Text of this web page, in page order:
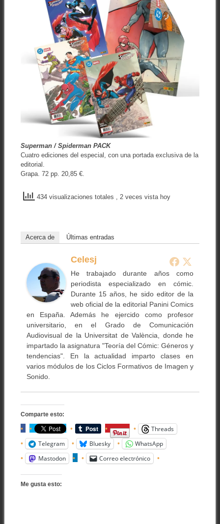
Superman / Spiderman PACK
Cuatro ediciones del especial, con una portada exclusiva de la
editorial.
Grapa. 72 pp. 20,85 €.
434 visualizaciones totales , 2 veces vista hoy
Acerca de Últimas entradas
Celesj
He trabajado durante años como
periodista especializado en cómic.
Durante 15 años, he sido editor de la
web oficial de la editorial Panini Comics
en España. Además he ejercido como profesor
universitario, en el Grado de Comunicación
Audiovisual de la Universitat de València, donde he
impartado la asignatura "Teoría del Cómic: Géneros y
tendencias". En la actualidad imparto clases en
varios módulos de los Ciclos Formativos de Imagen y
Sonido.
Comparte esto:
Threads
Telegram
Bluesky
WhatsApp
Mastodon
Correo electrónico
Me gusta esto: